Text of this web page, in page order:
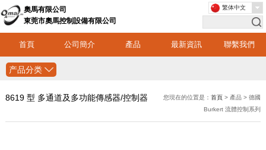
奧馬有限公司
東莞市奧馬控制設備有限公司
首頁 公司簡介 產品 最新資訊 聯繫我們
繁体中文
产品分类
8619 型 多通道及多功能傳感器/控制器 您現在的位置是：首頁 > 產品 > 德國
Burkert 流體控制系列